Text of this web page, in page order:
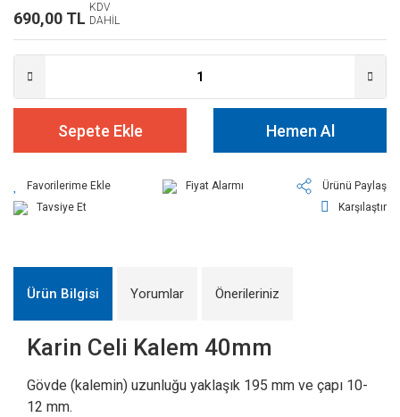
690,00 TL
KDV
DAHİL
Sepete Ekle Hemen Al
Fiyat Alarmı
Ürünü Paylaş
Tavsiye Et
Karşılaştır
Ürün Bilgisi Yorumlar Önerileriniz
Karin Celi Kalem 40mm
Gövde (kalemin) uzunluğu yaklaşık 195 mm ve çapı 10-
12 mm.